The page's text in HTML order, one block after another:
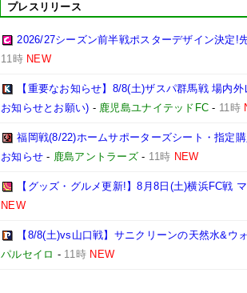
プレスリリース
2026/27シーズン前半戦ポスターデザイン決定!
11時 NEW
【重要なお知らせ】8/8(土)ザスパ群馬戦 場内
お知らせとお願い) - 鹿児島ユナイテッドFC - 11時
福岡戦(8/22)ホームサポーターズシート・指定
お知らせ - 鹿島アントラーズ - 11時 NEW
【グッズ・グルメ更新!】8月8日(土)横浜FC戦
NEW
【8/8(土)vs山口戦】サニクリーンの天然水&ウ
パルセイロ - 11時 NEW